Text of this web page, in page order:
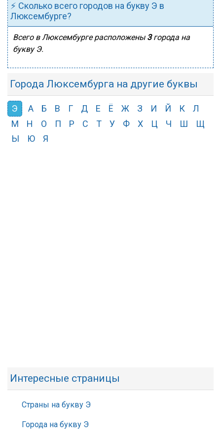
⚡ Сколько всего городов на букву Э в
Люксембурге?
Всего в Люксембурге расположены 3города на
букву Э.
Города Люксембурга на другие буквы
Э А Б В Г Д Е Ё Ж З И Й К
Л
М
Н О П Р С Т У Ф Х Ц Ч Ш
Щ
Ы
Ю Я
Интересные страницы
Страны на букву Э
Города на букву Э